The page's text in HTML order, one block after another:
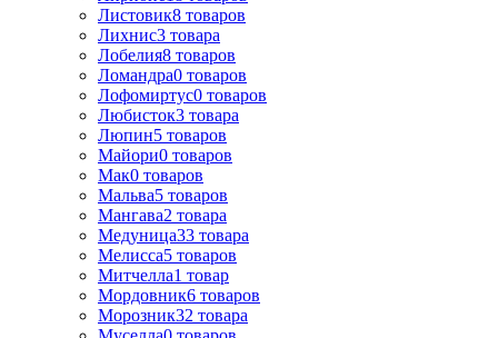
Листовик8 товаров
Лихнис3 товара
Лобелия8 товаров
Ломандра0 товаров
Лофомиртус0 товаров
Любисток3 товара
Люпин5 товаров
Майори0 товаров
Мак0 товаров
Мальва5 товаров
Мангава2 товара
Медуница33 товара
Мелисса5 товаров
Митчелла1 товар
Мордовник6 товаров
Морозник32 товара